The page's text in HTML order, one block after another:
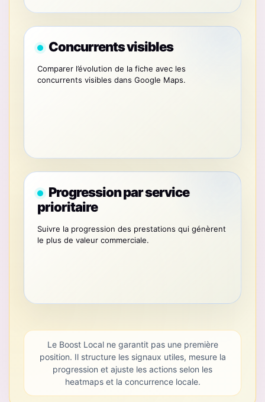
Concurrents visibles
Comparer l’évolution de la fiche avec les
concurrents visibles dans Google Maps.
Progression par service
prioritaire
Suivre la progression des prestations qui génèrent
le plus de valeur commerciale.
Le Boost Local ne garantit pas une première
position. Il structure les signaux utiles, mesure la
progression et ajuste les actions selon les
heatmaps et la concurrence locale.